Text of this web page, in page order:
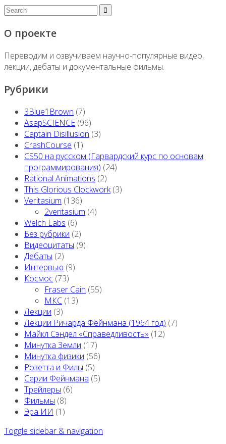
О проекте
Переводим и озвучиваем научно-популярные видео,
лекции, дебаты и документальные фильмы.
Рубрики
3Blue1Brown (7)
AsapSCIENCE (96)
Captain Disillusion (3)
CrashCourse (1)
CS50 на русском (Гарвардский курс по основам
программирования) (24)
Rational Animations (2)
This Glorious Clockwork(3)
Veritasium (136)
2veritasium (4)
Welch Labs (6)
Без рубрики (2)
Видеоцитаты (9)
Дебаты (2)
Интервью (9)
Космос (73)
Fraser Cain (55)
МКС (13)
Лекции (3)
Лекции Ричарда Фейнмана (1964 год) (7)
Майкл Сэндел «Справедливость» (12)
Минутка Земли (17)
Минутка физики (56)
Розетта и Филы (5)
Серии Фейнмана (5)
Трейлеры (6)
Фильмы (8)
Эра ИИ (1)
Toggle sidebar & navigation